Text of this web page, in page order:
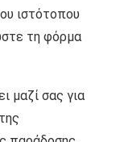
ιστότοπου
τη φόρμα
μαζί σας για